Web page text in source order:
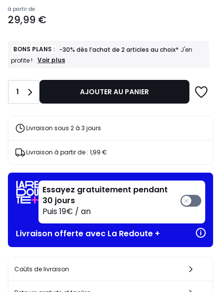
Prix
à
29,99
€.
à partir de
29,99 €
BONS PLANS : -30% dès l’achat de 2 articles au choix* J'en
profite !
BONS
-30%
l’achat
articles
J'en
Voir plus
Quantité
1 AJOUTER AU PANIER
Livraison sous 2 à 3 jours
Livraison à partir de : 1,99 €
Essayez gratuitement pendant
30 jours
Puis 19€ / an
Livraison offerte avec La Redoute +
Coûts de livraison